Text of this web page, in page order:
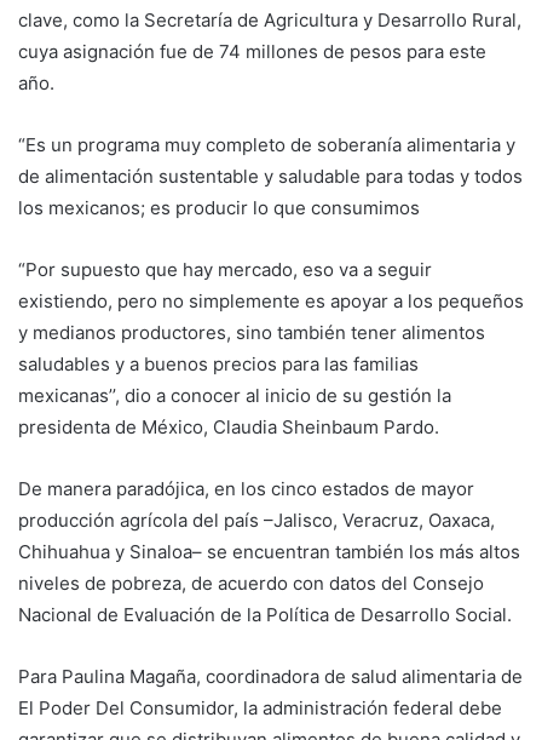
clave, como la Secretaría de Agricultura y Desarrollo Rural,
cuya asignación fue de 74 millones de pesos para este
año.
“Es un programa muy completo de soberanía alimentaria y
de alimentación sustentable y saludable para todas y todos
los mexicanos; es producir lo que consumimos
“Por supuesto que hay mercado, eso va a seguir
existiendo, pero no simplemente es apoyar a los pequeños
y medianos productores, sino también tener alimentos
saludables y a buenos precios para las familias
mexicanas’’, dio a conocer al inicio de su gestión la
presidenta de México, Claudia Sheinbaum Pardo.
De manera paradójica, en los cinco estados de mayor
producción agrícola del país –Jalisco, Veracruz, Oaxaca,
Chihuahua y Sinaloa– se encuentran también los más altos
niveles de pobreza, de acuerdo con datos del Consejo
Nacional de Evaluación de la Política de Desarrollo Social.
Para Paulina Magaña, coordinadora de salud alimentaria de
El Poder Del Consumidor, la administración federal debe